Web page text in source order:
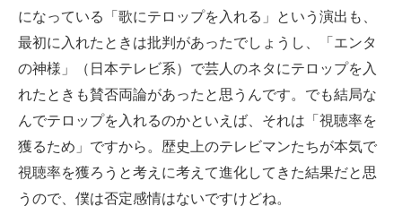
になっている「歌にテロップを入れる」という演出も、
最初に入れたときは批判があったでしょうし、「エンタ
の神様」（日本テレビ系）で芸人のネタにテロップを入
れたときも賛否両論があったと思うんです。でも結局な
んでテロップを入れるのかといえば、それは「視聴率を
獲るため」ですから。歴史上のテレビマンたちが本気で
視聴率を獲ろうと考えに考えて進化してきた結果だと思
うので、僕は否定感情はないですけどね。